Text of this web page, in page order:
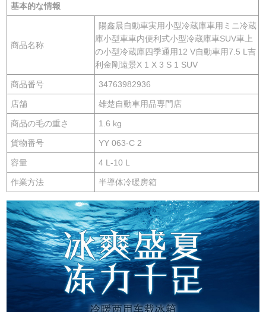
基本的な情報
商品名称
陽鑫晨自動車実用小型冷蔵庫車用ミニ冷蔵
庫小型車車内便利式小型冷蔵庫車SUV車上
の小型冷蔵庫四季通用12 V自動車用7.5 L吉
利金剛遠景X 1 X 3 S 1 SUV
商品番号 34763982936
店舗 雄楚自動車用品専門店
商品の毛の重さ 1.6 kg
貨物番号 YY 063-C 2
容量 4 L-10 L
作業方法 半導体冷暖房箱